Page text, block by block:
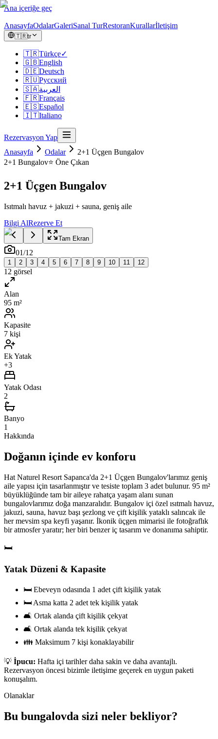
Ana içeriğe geç
AnasayfaOdalarGaleriSanal TurRestoranKurallarİletişim
🇹🇷tr
🇹🇷Türkçe✓
🇬🇧English
🇩🇪Deutsch
🇷🇺Русский
🇸🇦العربية
🇫🇷Français
🇪🇸Español
🇮🇹Italiano
Rezervasyon Yap
Anasayfa
Odalar
2+1 Üçgen Bungalov
2+1 Bungalov⭐ Öne Çıkan
2+1 Üçgen Bungalov
Isıtmalı havuz + jakuzi + sauna, geniş aile
Bilgi AlRezerve Et
Tam Ekran
01/12
1 2 3 4 5 6 7 8 9 10 11 12
12 görsel
Alan
95 m²
Kapasite
7 kişi
Ek Yatak
+3
Yatak Odası
2
Banyo
1
Hakkında
Doğanın içinde ev konforu
Hat Naturel Resort Sapanca'da 2+1 Üçgen Bungalov'larımız geniş
aile yapısı için tasarlanmıştır ve tesiste toplam 3 adet bulunur. 95 m²
büyüklüğünde tam bir aileye rahatça yaşam alanı sunan
bungalovlarımız doğa manzaralıdır. Bungalov içi özel ısıtmalı havuz,
jakuzi, sauna, havuz başı şezlong ve çift kişilik yataklı salıncak ile
her mevsim spa keyfi yaşanır. İkonik üçgen mimarisi ile fotoğraflık
bir atmosfer yaratır; her biri benzer iç tasarım ve donanıma sahiptir.
🛏️
Yatak Düzeni & Kapasite
🛏️ Ebeveyn odasında 1 adet çift kişilik yatak
🛏️ Asma katta 2 adet tek kişilik yatak
🛋️ Ortak alanda çift kişilik çekyat
🛋️ Ortak alanda tek kişilik çekyat
👪 Maksimum 7 kişi konaklayabilir
💡 İpucu: Hafta içi tarihler daha sakin ve daha avantajlı.
Rezervasyon öncesi bizimle iletişime geçerek en uygun paketi
konuşalım.
Olanaklar
Bu bungalovda sizi neler bekliyor?